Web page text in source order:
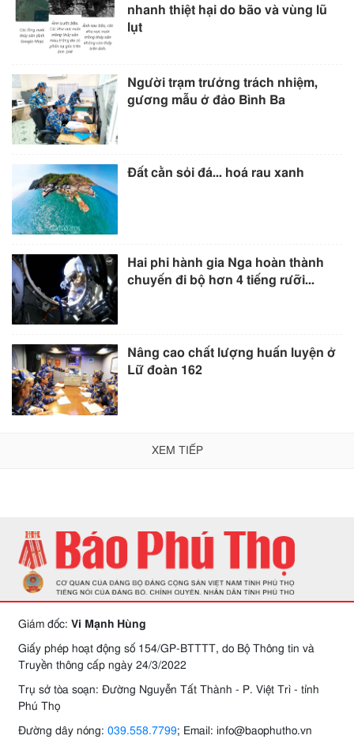
nhanh thiệt hại do bão và vùng lũ
lụt
Người trạm trưởng trách nhiệm,
gương mẫu ở đảo Bình Ba
Ðất cằn sỏi đá... hoá rau xanh
Hai phi hành gia Nga hoàn thành
chuyến đi bộ hơn 4 tiếng rưỡi...
Nâng cao chất lượng huấn luyện ở
Lữ đoàn 162
XEM TIẾP
Giám đốc: Vi Mạnh Hùng
Giấy phép hoạt động số 154/GP-BTTTT, do Bộ Thông tin và
Truyền thông cấp ngày 24/3/2022
Trụ sở tòa soạn: Đường Nguyễn Tất Thành - P. Việt Trì - tỉnh
Phú Thọ
Đường dây nóng: 039.558.7799; Email: info@baophutho.vn